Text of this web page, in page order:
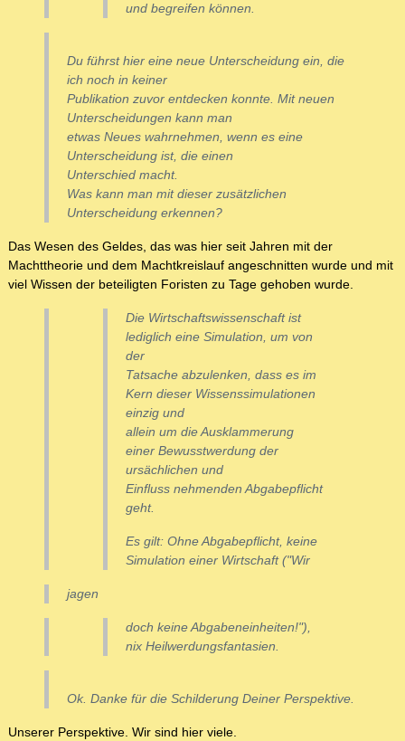
und begreifen können.
Du führst hier eine neue Unterscheidung ein, die
ich noch in keiner
Publikation zuvor entdecken konnte. Mit neuen
Unterscheidungen kann man
etwas Neues wahrnehmen, wenn es eine
Unterscheidung ist, die einen
Unterschied macht.
Was kann man mit dieser zusätzlichen
Unterscheidung erkennen?
Das Wesen des Geldes, das was hier seit Jahren mit der
Machttheorie und dem Machtkreislauf angeschnitten wurde und mit
viel Wissen der beteiligten Foristen zu Tage gehoben wurde.
Die Wirtschaftswissenschaft ist
lediglich eine Simulation, um von
der
Tatsache abzulenken, dass es im
Kern dieser Wissenssimulationen
einzig und
allein um die Ausklammerung
einer Bewusstwerdung der
ursächlichen und
Einfluss nehmenden Abgabepflicht
geht.
Es gilt: Ohne Abgabepflicht, keine
Simulation einer Wirtschaft ("Wir
jagen
doch keine Abgabeneinheiten!"),
nix Heilwerdungsfantasien.
Ok. Danke für die Schilderung Deiner Perspektive.
Unserer Perspektive. Wir sind hier viele.